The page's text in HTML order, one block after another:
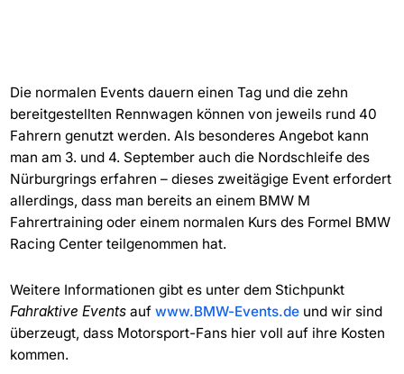
Die normalen Events dauern einen Tag und die zehn
bereitgestellten Rennwagen können von jeweils rund 40
Fahrern genutzt werden. Als besonderes Angebot kann
man am 3. und 4. September auch die Nordschleife des
Nürburgrings erfahren – dieses zweitägige Event erfordert
allerdings, dass man bereits an einem BMW M
Fahrertraining oder einem normalen Kurs des Formel BMW
Racing Center teilgenommen hat.
Weitere Informationen gibt es unter dem Stichpunkt
Fahraktive Eventsauf www.BMW-Events.deund wir sind
überzeugt, dass Motorsport-Fans hier voll auf ihre Kosten
kommen.